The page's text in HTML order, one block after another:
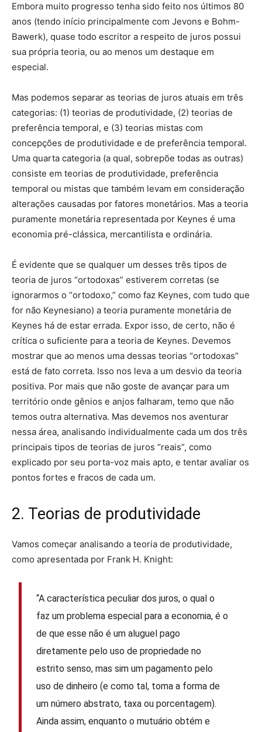
Embora muito progresso tenha sido feito nos últimos 80
anos (tendo início principalmente com Jevons e Bohm-
Bawerk), quase todo escritor a respeito de juros possui
sua própria teoria, ou ao menos um destaque em
especial.
Mas podemos separar as teorias de juros atuais em três
categorias: (1) teorias de produtividade, (2) teorias de
preferência temporal, e (3) teorias mistas com
concepções de produtividade e de preferência temporal.
Uma quarta categoria (a qual, sobrepõe todas as outras)
consiste em teorias de produtividade, preferência
temporal ou mistas que também levam em consideração
alterações causadas por fatores monetários. Mas a teoria
puramente monetária representada por Keynes é uma
economia pré-clássica, mercantilista e ordinária.
É evidente que se qualquer um desses três tipos de
teoria de juros “ortodoxas” estiverem corretas (se
ignorarmos o “ortodoxo,” como faz Keynes, com tudo que
for não Keynesiano) a teoria puramente monetária de
Keynes há de estar errada. Expor isso, de certo, não é
crítica o suficiente para a teoria de Keynes. Devemos
mostrar que ao menos uma dessas teorias “ortodoxas”
está de fato correta. Isso nos leva a um desvio da teoria
positiva. Por mais que não goste de avançar para um
território onde gênios e anjos falharam, temo que não
temos outra alternativa. Mas devemos nos aventurar
nessa área, analisando individualmente cada um dos três
principais tipos de teorias de juros “reais”, como
explicado por seu porta-voz mais apto, e tentar avaliar os
pontos fortes e fracos de cada um.
2. Teorias de produtividade
Vamos começar analisando a teoria de produtividade,
como apresentada por Frank H. Knight:
“A característica peculiar dos juros, o qual o
faz um problema especial para a economia, é o
de que esse não é um aluguel pago
diretamente pelo uso de propriedade no
estrito senso, mas sim um pagamento pelo
uso de dinheiro (e como tal, toma a forma de
um número abstrato, taxa ou porcentagem).
Ainda assim, enquanto o mutuário obtém e